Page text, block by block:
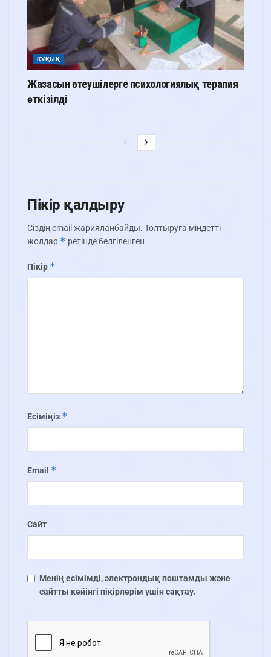
ҚҰҚЫҚ
Жазасын өтеушілерге психологиялық терапия
өткізілді
Пікір қалдыру
Сіздің email жарияланбайды. Толтыруға міндетті
жолдар * ретінде белгіленген
Пікір *
Есіміңіз *
Email *
Сайт
Менің есімімді, электрондық поштамды және
сайтты кейінгі пікірлерім үшін сақтау.